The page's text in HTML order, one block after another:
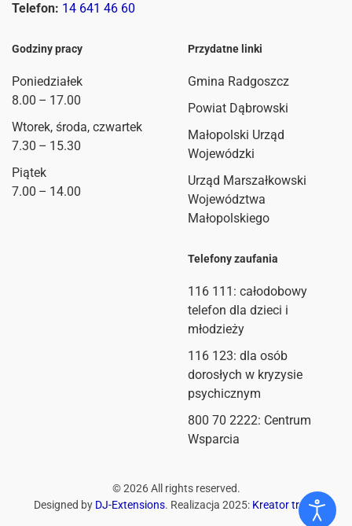
Telefon: 14 641 46 60
Godziny pracy
Poniedziałek
8.00 – 17.00
Wtorek, środa, czwartek
7.30 – 15.30
Piątek
7.00 – 14.00
Przydatne linki
Gmina Radgoszcz
Powiat Dąbrowski
Małopolski Urząd
Wojewódzki
Urząd Marszałkowski
Województwa
Małopolskiego
Telefony zaufania
116 111 : całodobowy
telefon dla dzieci i
młodzieży
116 123: dla osób
dorosłych w kryzysie
psychicznym
800 70 2222: Centrum
Wsparcia
©2026All rights reserved.
Designed by DJ-Extensions. Realizacja 2025: Kreator treści